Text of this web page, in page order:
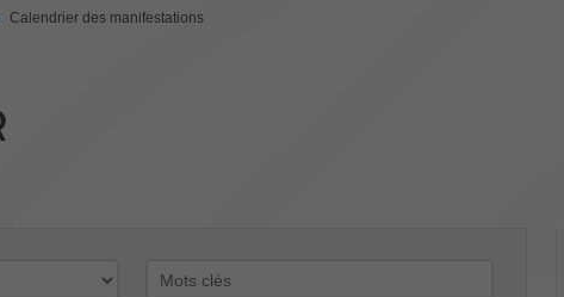
Calendrier des manifestations